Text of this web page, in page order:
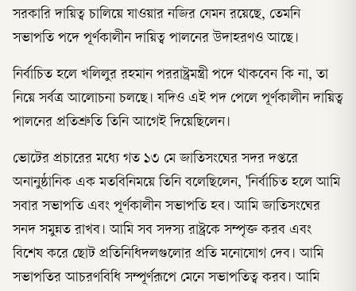
সরকারি দায়িত্ব চালিয়ে যাওয়ার নজির যেমন রয়েছে, তেমনি
সভাপতি পদে পূর্ণকালীন দায়িত্ব পালনের উদাহরণও আছে।
নির্বাচিত হলে খলিলুর রহমান পররাষ্ট্রমন্ত্রী পদে থাকবেন কি না, তা
নিয়ে সর্বত্র আলোচনা চলছে। যদিও এই পদ পেলে পূর্ণকালীন দায়িত্ব
পালনের প্রতিশ্রুতি তিনি আগেই দিয়েছিলেন।
ভোটের প্রচারের মধ্যে গত ১৩ মে জাতিসংঘের সদর দপ্তরে
অনানুষ্ঠানিক এক মতবিনিময়ে তিনি বলেছিলেন, 'নির্বাচিত হলে আমি
সবার সভাপতি এবং পূর্ণকালীন সভাপতি হব। আমি জাতিসংঘের
সনদ সমুন্নত রাখব। আমি সব সদস্য রাষ্ট্রকে সম্পৃক্ত করব এবং
বিশেষ করে ছোট প্রতিনিধিদলগুলোর প্রতি মনোযোগ দেব। আমি
সভাপতির আচরণবিধি সম্পূর্ণরূপে মেনে সভাপতিত্ব করব। আমি